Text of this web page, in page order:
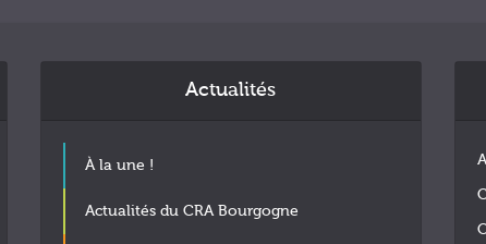
Actualités
À la une !
Actualités du CRA Bourgogne